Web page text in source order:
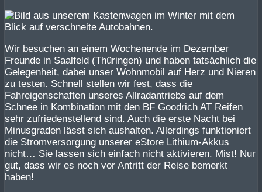
Wir besuchen an einem Wochenende im Dezember
Freunde in Saalfeld (Thüringen) und haben tatsächlich die
Gelegenheit, dabei unser Wohnmobil auf Herz und Nieren
zu testen. Schnell stellen wir fest, dass die
Fahreigenschaften unseres Allradantriebs auf dem
Schnee in Kombination mit den BF Goodrich AT Reifen
sehr zufriedenstellend sind. Auch die erste Nacht bei
Minusgraden lässt sich aushalten. Allerdings funktioniert
die Stromversorgung unserer eStore Lithium-Akkus
nicht… Sie lassen sich einfach nicht aktivieren. Mist! Nur
gut, dass wir es noch vor Antritt der Reise bemerkt
haben!